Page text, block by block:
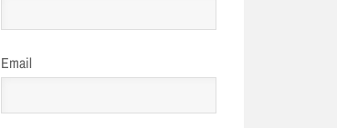
Email